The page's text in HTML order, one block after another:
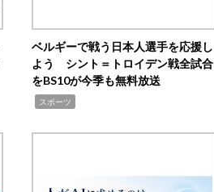
ベルギーで戦う日本人選手を応援し
よう シント＝トロイデン戦全試合
をBS10が今季も無料放送
スポーツ